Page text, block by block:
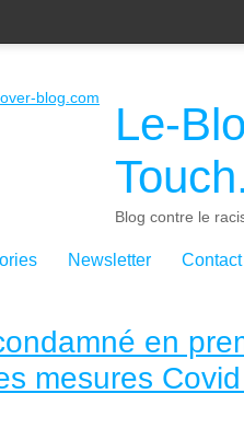
Le-
Blog contre le
Newsletter Contact
en
mesures